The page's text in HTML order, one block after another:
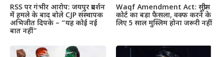
RSS पर गंभीर आरोप: जयपुर प्रदर्शन
में हमले के बाद बोले CJP संस्थापक
अभिजीत दिपके – “यह कोई नई
बात नहीं”
Waqf Amendment Act: सुप्रीम
कोर्ट का बड़ा फैसला, वक्फ करने के
लिए 5 साल मुस्लिम होना जरूरी नहीं